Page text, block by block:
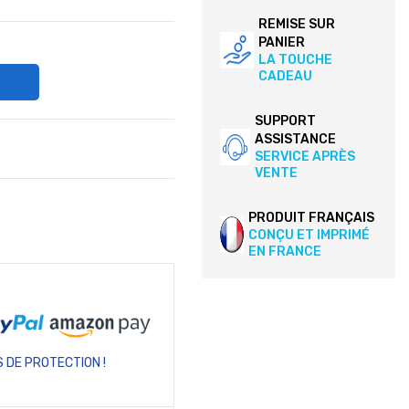
PROTECTION !
REMISE SUR
PANIER
LA TOUCHE
CADEAU
SUPPORT
ASSISTANCE
SERVICE APRÈS
VENTE
PRODUIT FRANÇAIS
CONÇU ET IMPRIMÉ
EN FRANCE